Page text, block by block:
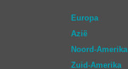
Europa
Azië
Noord-Amerika
Zuid-Amerika